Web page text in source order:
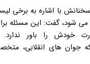
با اشاره به برخی
شود، گفت: این مسئله
خودش را باور
جوان های انقلابی،